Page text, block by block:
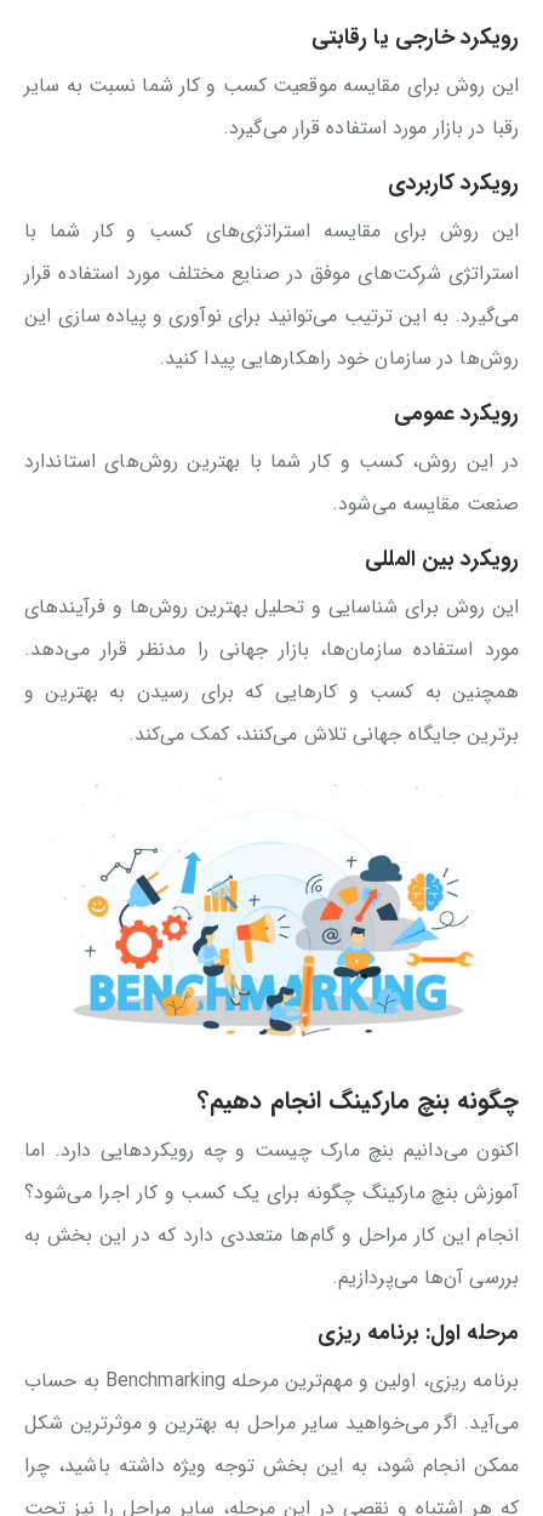
رویکرد خارجی یا رقابتی
این روش برای مقایسه موقعیت کسب و کار شما نسبت به سایر
رقبا در بازار مورد استفاده قرار می‌گیرد.
رویکرد کاربردی
این روش برای مقایسه استراتژی‌های کسب و کار شما با
استراتژی شرکت‌های موفق در صنایع مختلف مورد استفاده قرار
می‌گیرد. به این ترتیب می‌توانید برای نوآوری و پیاده سازی این
روش‌ها در سازمان خود راهکارهایی پیدا کنید.
رویکرد عمومی
در این روش، کسب و کار شما با بهترین روش‌های استاندارد
صنعت مقایسه می‌شود.
رویکرد بین المللی
این روش برای شناسایی و تحلیل بهترین روش‌ها و فرآیندهای
مورد استفاده سازمان‌ها، بازار جهانی را مدنظر قرار می‌دهد.
همچنین به کسب و کارهایی که برای رسیدن به بهترین و
برترین جایگاه جهانی تلاش می‌کنند، کمک می‌کند.
چگونه بنچ مارکینگ انجام دهیم؟
اکنون می‌دانیم بنچ مارک چیست و چه رویکردهایی دارد. اما
آموزش بنچ مارکینگ چگونه برای یک کسب و کار اجرا می‌شود؟
انجام این کار مراحل و گام‌ها متعددی دارد که در این بخش به
بررسی آن‌ها می‌پردازیم.
مرحله اول: برنامه ریزی
برنامه ریزی، اولین و مهم‌ترین مرحله Benchmarking به حساب
می‌آید. اگر می‌خواهید سایر مراحل به بهترین و موثرترین شکل
ممکن انجام شود، به این بخش توجه ویژه داشته باشید، چرا
که هر اشتباه و نقصی در این مرحله، سایر مراحل را نیز تحت